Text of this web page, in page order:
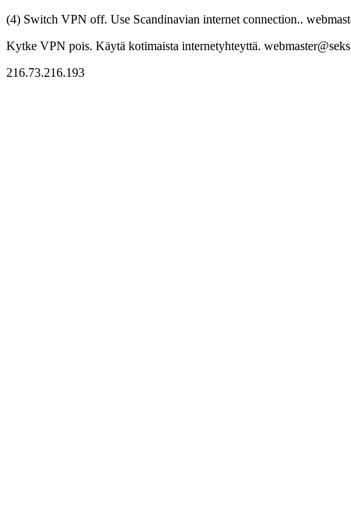
(4) Switch VPN off. Use Scandinavian internet connection..
Kytke VPN pois. Käytä kotimaista internetyhteyttä.
216.73.216.193